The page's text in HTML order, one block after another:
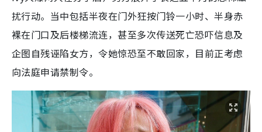
扰行动。当中包括半夜在门外狂按门铃一小时、半身赤
裸在门口及后楼梯流连，甚至多次传送死亡恐吓信息及
企图自残诬陷女方，令她惊恐至不敢回家，目前正考虑
向法庭申请禁制令。